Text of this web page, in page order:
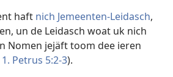
haft nich Jemeenten-Leidasch,
un de Leidasch woat uk nich
Nomen jejäft toom dee ieren
1. Petrus 5:2-3).